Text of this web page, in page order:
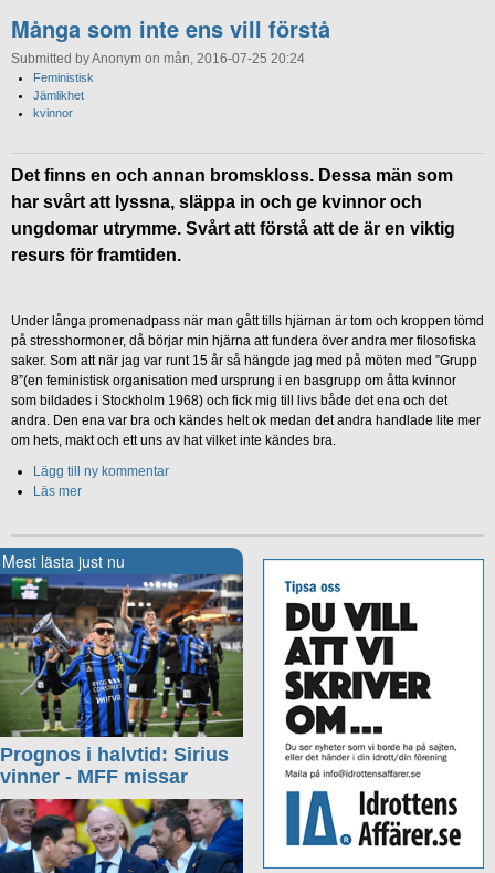
Många som inte ens vill förstå
Submitted by Anonym on mån, 2016-07-25 20:24
Feministisk
Jämlikhet
kvinnor
Det finns en och annan bromskloss. Dessa män som
har svårt att lyssna, släppa in och ge kvinnor och
ungdomar utrymme. Svårt att förstå att de är en viktig
resurs för framtiden.
Under långa promenadpass när man gått tills hjärnan är tom och kroppen tömd
på stresshormoner, då börjar min hjärna att fundera över andra mer filosofiska
saker. Som att när jag var runt 15 år så hängde jag med på möten med ”Grupp
8”(en feministisk organisation med ursprung i en basgrupp om åtta kvinnor
som bildades i Stockholm 1968) och fick mig till livs både det ena och det
andra. Den ena var bra och kändes helt ok medan det andra handlade lite mer
om hets, makt och ett uns av hat vilket inte kändes bra.
Lägg till ny kommentar
Läs mer
Mest lästa just nu
Prognos i halvtid: Sirius
vinner - MFF missar